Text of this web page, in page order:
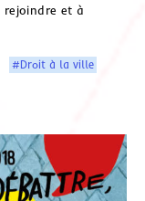
et à
#Droit à la ville